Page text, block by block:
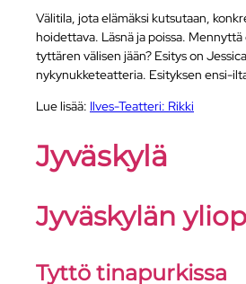
Välitila, jota elämäksi kutsutaan,
hoidettava. Läsnä ja poissa.
tyttären välisen jään? Esitys on
nykynukketeatteria. Esityksen ensi-
Lue lisää: Ilves-Teatteri: Rikki
Jyväskylä
Jyväskylän
Tyttö tinapurkissa